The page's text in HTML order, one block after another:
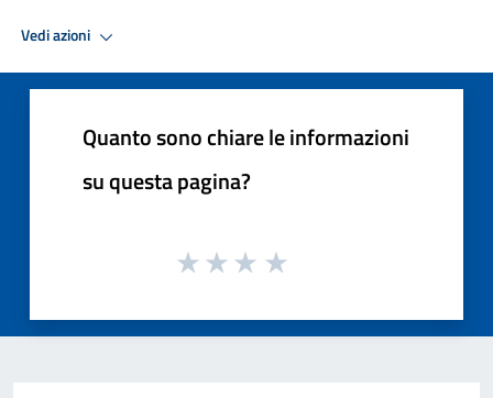
Vedi azioni
Quanto sono chiare le informazioni
su questa pagina?